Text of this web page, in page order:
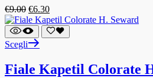
€9.00 €6.30
Scegli
Fiale Kapetil Colorate